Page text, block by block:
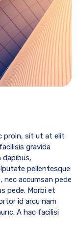
proin, sit ut at elit
gravida
pellentesque
accumsan pede
pede. Morbi et
id arcu nam
A hac facilisi